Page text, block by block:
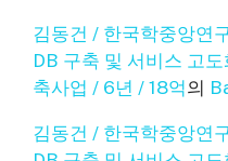
김동건 / 한국학중앙연
DB 구축 및 서비스 고
축사업 / 6년 / 18억의
김동건 / 한국학중앙연